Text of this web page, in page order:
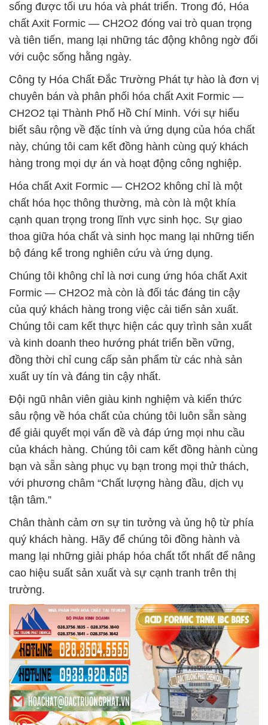
sống được tối ưu hóa và phát triển. Trong đó, Hóa
chất Axit Formic — CH2O2 đóng vai trò quan trọng
và tiên tiến, mang lại những tác động không ngờ đối
với cuộc sống hằng ngày.
Công ty Hóa Chất Đắc Trường Phát tự hào là đơn vị
chuyên bán và phân phối hóa chất Axit Formic —
CH2O2 tại Thành Phố Hồ Chí Minh. Với sự hiểu
biết sâu rộng về đặc tính và ứng dụng của hóa chất
này, chúng tôi cam kết đồng hành cùng quý khách
hàng trong mọi dự án và hoạt động công nghiệp.
Hóa chất Axit Formic — CH2O2 không chỉ là một
chất hóa học thông thường, mà còn là một khía
cạnh quan trọng trong lĩnh vực sinh học. Sự giao
thoa giữa hóa chất và sinh học mang lại những tiến
bộ đáng kể trong nghiên cứu và ứng dụng.
Chúng tôi không chỉ là nơi cung ứng hóa chất Axit
Formic — CH2O2 mà còn là đối tác đáng tin cậy
của quý khách hàng trong việc cải tiến sản xuất.
Chúng tôi cam kết thực hiện các quy trình sản xuất
và kinh doanh theo hướng phát triển bền vững,
đồng thời chỉ cung cấp sản phẩm từ các nhà sản
xuất uy tín và đáng tin cậy nhất.
Đội ngũ nhân viên giàu kinh nghiệm và kiến thức
sâu rộng về hóa chất của chúng tôi luôn sẵn sàng
để giải quyết mọi vấn đề và đáp ứng mọi nhu cầu
của khách hàng. Chúng tôi cam kết đồng hành cùng
bạn và sẵn sàng phục vụ bạn trong mọi thử thách,
với phương châm “Chất lượng hàng đầu, dịch vụ
tận tâm.”
Chân thành cảm ơn sự tin tưởng và ủng hộ từ phía
quý khách hàng. Hãy để chúng tôi đồng hành và
mang lại những giải pháp hóa chất tốt nhất để nâng
cao hiệu suất sản xuất và sự cạnh tranh trên thị
trường.